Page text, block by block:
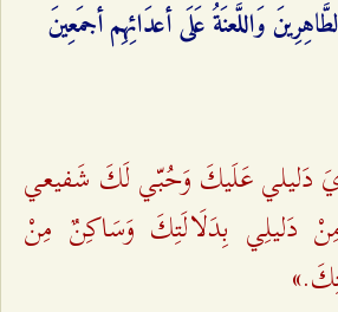
وَاللَّعنَةُ عَلَى أعدَائِهِم أجمَعِينَ
دَليلي عَلَيكَ وَحُبّي لَكَ شَفيعي
دَليلِي بِدَلَالَتِكَ وَسَاكِنٌ مِنْ